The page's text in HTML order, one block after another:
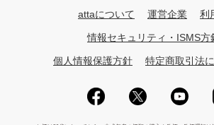
attaについて 運営企業 利
情報セキュリティ・ISMS方
個人情報保護方針 特定商取引法